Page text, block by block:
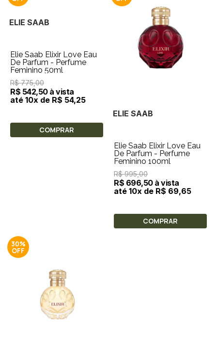
ELIE SAAB
Elie Saab Elixir Love Eau
De Parfum - Perfume
Feminino 50ml
R$ 775,00
R$ 542,50 à vista
até 10x de R$ 54,25
COMPRAR
ELIE SAAB
Elie Saab Elixir Love Eau
De Parfum - Perfume
Feminino 100ml
R$ 995,00
R$ 696,50 à vista
até 10x de R$ 69,65
COMPRAR
30%